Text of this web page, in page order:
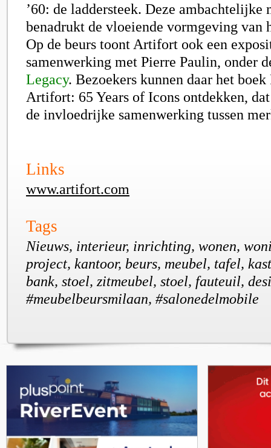
’60: de laddersteek. Deze ambachtelijke
benadrukt de vloeiende vormgeving van
Op de beurs toont Artifort ook een
samenwerking met Pierre Paulin, onder
Legacy. Bezoekers kunnen daar het
Artifort: 65 Years of Icons ontdekken,
de invloedrijke samenwerking tussen
Links
www.artifort.com
Tags
Nieuws, interieur, inrichting, wonen,
project, kantoor, beurs, meubel, tafel,
bank, stoel, zitmeubel, stoel, fauteuil,
#meubelbeursmilaan, #salonedelmobile